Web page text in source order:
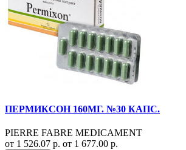
ПЕРМИКСОН 160МГ. №30 КАПС.
PIERRE FABRE MEDICAMENT
от 1 526.07 р. от 1 677.00 р.